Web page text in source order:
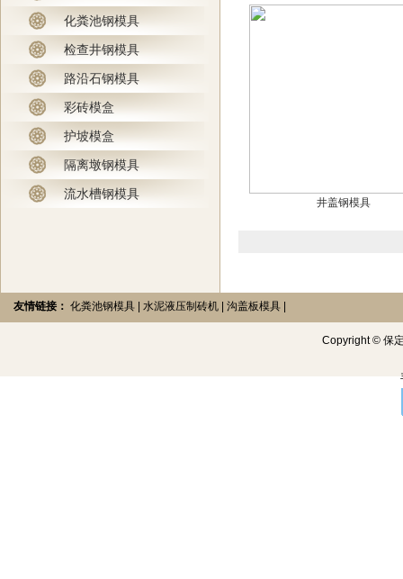
化粪池钢模具
检查井钢模具
路沿石钢模具
彩砖模盒
护坡模盒
隔离墩钢模具
流水槽钢模具
井盖钢模具
友情链接： 化粪池钢模具 | 水泥液压制砖机 | 沟盖板模具 |
Copyright©保